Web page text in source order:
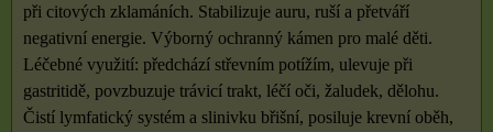
při citových zklamáních. Stabilizuje auru, ruší a přetváří
negativní energie. Výborný ochranný kámen pro malé děti.
Léčebné využití: předchází střevním potížím, ulevuje při
gastritidě, povzbuzuje trávicí trakt, léčí oči, žaludek, dělohu.
Čistí lymfatický systém a slinivku břišní, posiluje krevní oběh,